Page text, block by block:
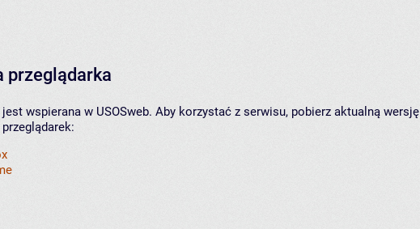
przeglądarka
wspierana w USOSweb. Aby korzystać z serwisu, pobierz aktualną wersję